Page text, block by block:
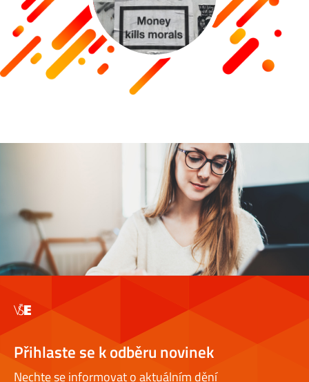
Přihlaste se k odběru novinek
Nechte se informovat o aktuálním dění